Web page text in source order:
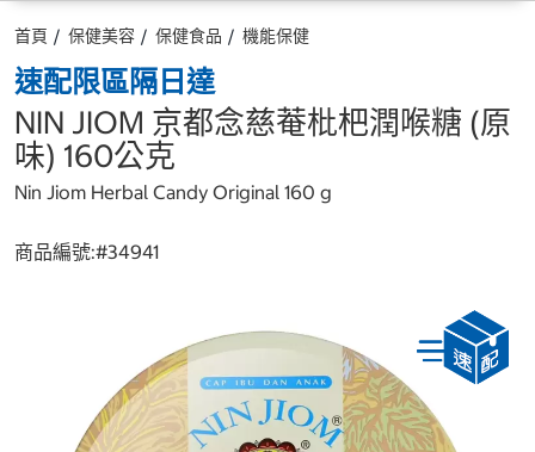
首頁 保健美容 保健食品 機能保健
速配限區隔日達
NIN JIOM 京都念慈菴枇杷潤喉糖 (原
味) 160公克
Nin Jiom Herbal Candy Original 160 g
商品編號:#34941